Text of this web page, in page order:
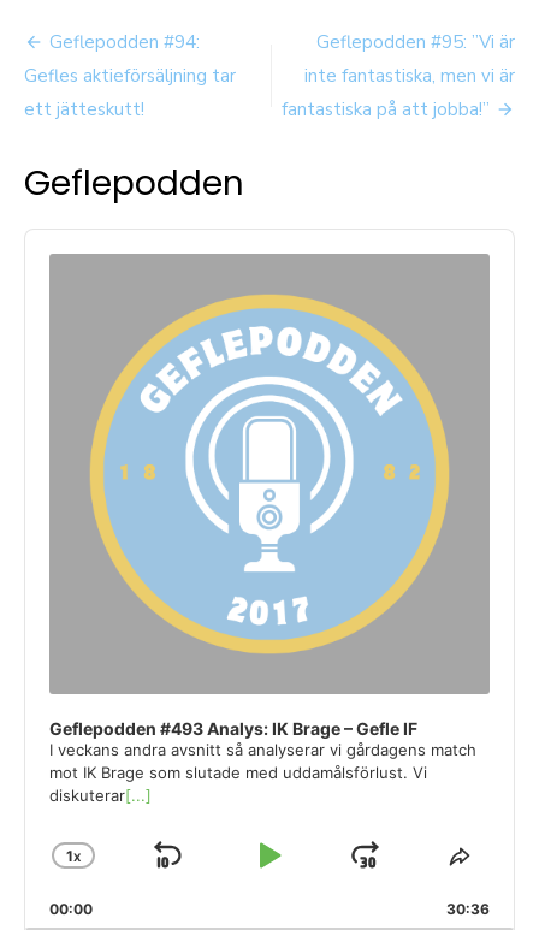
Inläggsnavigering
Geflepodden #94:
Gefles aktieförsäljning tar
ett jätteskutt!
Geflepodden #95: ”Vi är
inte fantastiska, men vi är
fantastiska på att jobba!”
Geflepodden
Audio
Player
Geflepodden #493 Analys: IK Brage – Gefle IF
I veckans andra avsnitt så analyserar vi gårdagens match
mot IK Brage som slutade med uddamålsförlust. Vi
diskuterar[...]
CHANGE
RATE
1X
SKIP
PLAY JUMP
FORWARD
SHARE
00:00 30:36